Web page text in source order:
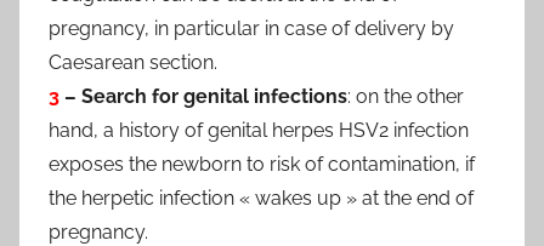
pregnancy, in particular in case of delivery by
Caesarean section.
3 – Search for genital infections: on the other
hand, a history of genital herpes HSV2 infection
exposes the newborn to risk of contamination, if
the herpetic infection « wakes up » at the end of
pregnancy.